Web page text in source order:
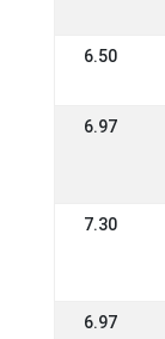
6.50
6.97
7.30
6.97